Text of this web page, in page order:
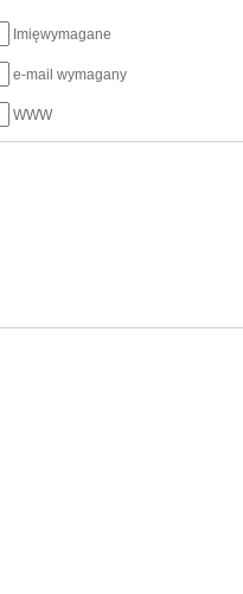
Imięwymagane
e-mail wymagany
WWW